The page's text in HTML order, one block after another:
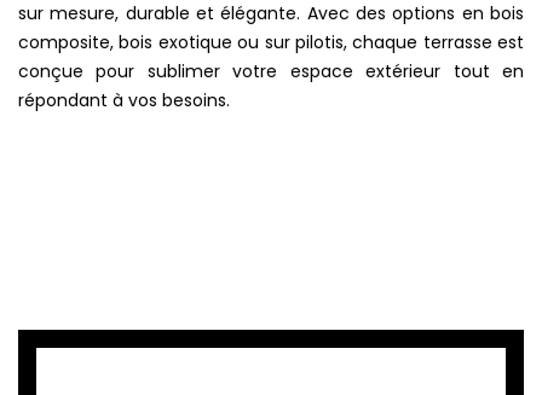
sur mesure, durable et élégante. Avec des options en bois
composite, bois exotique ou sur pilotis, chaque terrasse est
conçue pour sublimer votre espace extérieur tout en
répondant à vos besoins.